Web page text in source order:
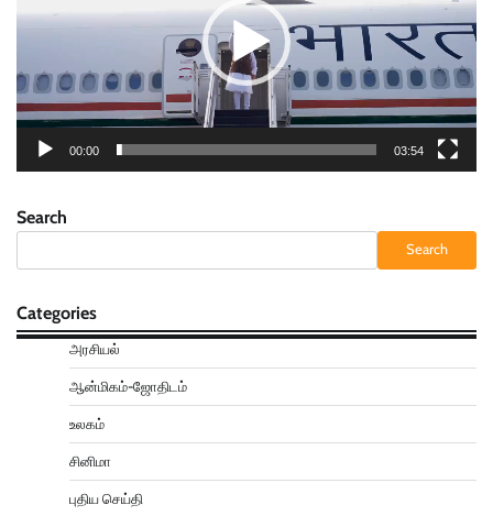
00:00 03:54
Search
Search
Categories
அரசியல்
ஆன்மிகம்-ஜோதிடம்
உலகம்
சினிமா
புதிய செய்தி